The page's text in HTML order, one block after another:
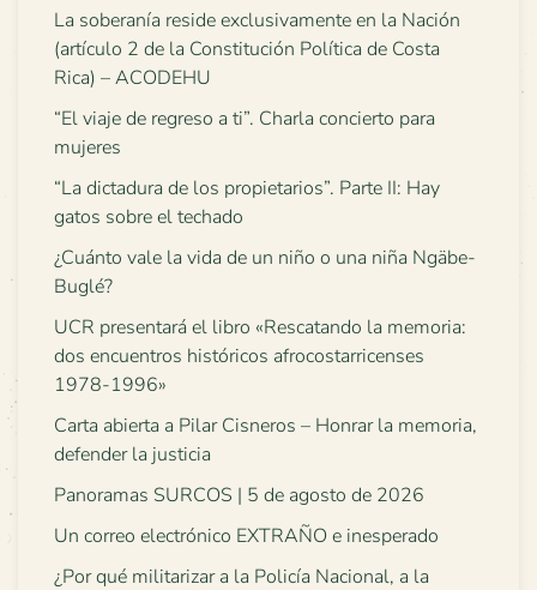
La soberanía reside exclusivamente en la Nación
(artículo 2 de la Constitución Política de Costa
Rica) – ACODEHU
“El viaje de regreso a ti”. Charla concierto para
mujeres
“La dictadura de los propietarios”. Parte II: Hay
gatos sobre el techado
¿Cuánto vale la vida de un niño o una niña Ngäbe-
Buglé?
UCR presentará el libro «Rescatando la memoria:
dos encuentros históricos afrocostarricenses
1978-1996»
Carta abierta a Pilar Cisneros – Honrar la memoria,
defender la justicia
Panoramas SURCOS | 5 de agosto de 2026
Un correo electrónico EXTRAÑO e inesperado
¿Por qué militarizar a la Policía Nacional, a la